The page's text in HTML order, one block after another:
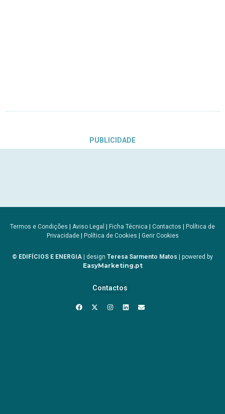
PUBLICIDADE
Termos e Condições | Aviso Legal | Ficha Técnica | Contactos | Política de
Privacidade| Política de Cookies | Gerir Cookies
© EDIFÍCIOS E ENERGIA | design Teresa Sarmento Matos | powered by
EasyMarketing.pt
Contactos